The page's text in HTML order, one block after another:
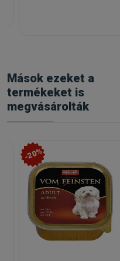
Mások ezeket a
termékeket is
megvásárolták
-20%